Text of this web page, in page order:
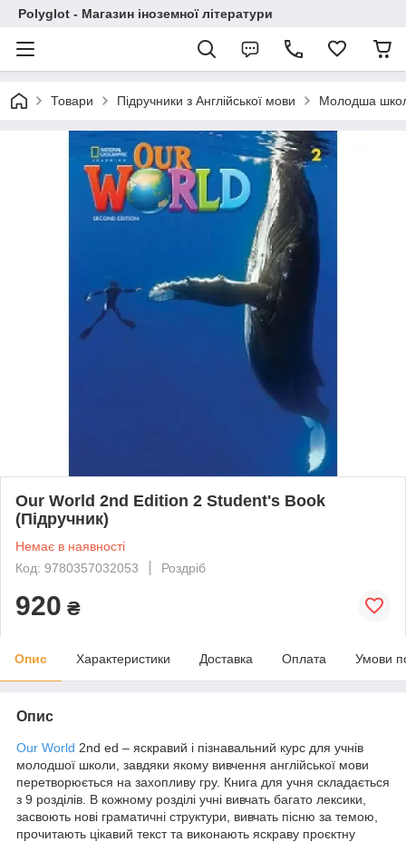
Polyglot - Магазин іноземної літератури
Товари Підручники з Англійської мови Молодша
Our World 2nd Edition 2 Student's Book
(Підручник)
Немає в наявності
Код: 9780357032053
Роздріб
920 ₴
Опис Характеристики Доставка Оплата Умови
Опис
Our World 2nd ed – яскравий і пізнавальний курс для учнів
молодшої школи, завдяки якому вивчення англійської мови
перетворюється на захопливу гру. Книга для учня складається
з 9 розділів. В кожному розділі учні вивчать багато лексики,
засвоють нові граматичні структури, вивчать пісню за темою,
прочитають цікавий текст та виконають яскраву проєктну